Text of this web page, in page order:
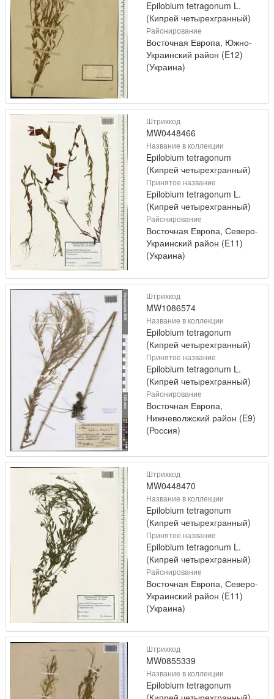
Epilobium tetragonum L.
(Кипрей четырехгранный)
Районирование
Восточная Европа, Южно-
Украинский район (E12)
(Украина)
Штрихкод
MW0448466
Название в коллекции
Epilobium tetragonum
(Кипрей четырехгранный)
Принятое название
Epilobium tetragonum L.
(Кипрей четырехгранный)
Районирование
Восточная Европа, Северо-
Украинский район (E11)
(Украина)
Штрихкод
MW1086574
Название в коллекции
Epilobium tetragonum
(Кипрей четырехгранный)
Принятое название
Epilobium tetragonum L.
(Кипрей четырехгранный)
Районирование
Восточная Европа,
Нижневолжский район (E9)
(Россия)
Штрихкод
MW0448470
Название в коллекции
Epilobium tetragonum
(Кипрей четырехгранный)
Принятое название
Epilobium tetragonum L.
(Кипрей четырехгранный)
Районирование
Восточная Европа, Северо-
Украинский район (E11)
(Украина)
Штрихкод
MW0855339
Название в коллекции
Epilobium tetragonum